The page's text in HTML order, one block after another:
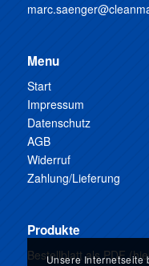
Menu
Start
Impressum
Datenschutz
AGB
Widerruf
Zahlung/Lieferung
Produkte
Bestellblatt als PDF
Unsere Internetseite